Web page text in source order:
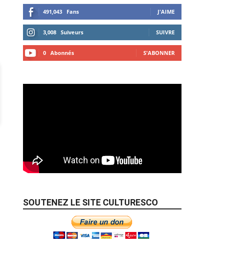
491,043 Fans J'AIME
3,008 Suiveurs SUIVRE
0 Abonnés S'ABONNER
SOUTENEZ LE SITE CULTURESCO